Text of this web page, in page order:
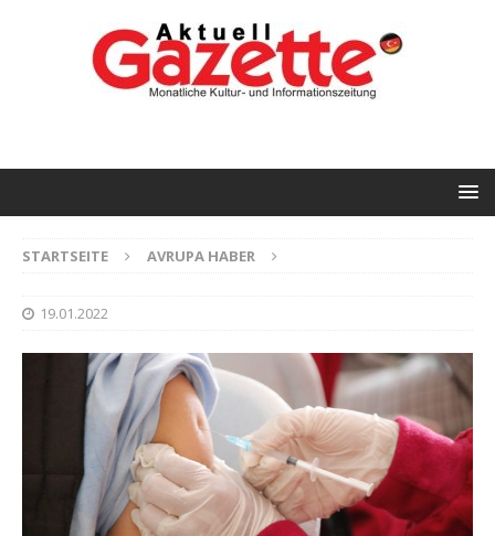
STARTSEITE AVRUPA HABER
19.01.2022